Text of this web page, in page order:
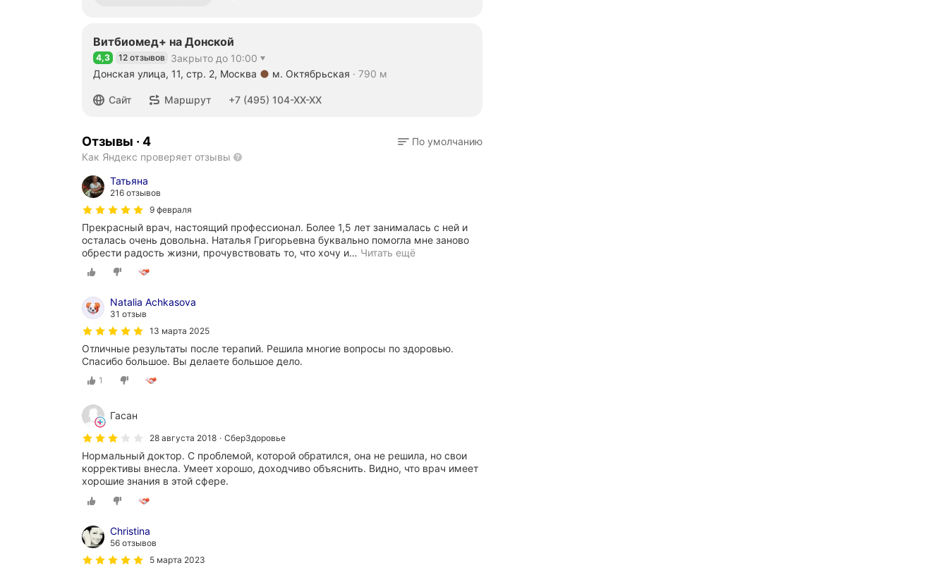
Врач
обладает
значительным
опытом
курсы
и
применяет
современные
Витбиомед+ на Донской
Рейтинг 4,3 из 5
4,3 12 отзывов Закрыто до 10:00
Донская улица, 11, стр. 2, Москва
м. Октябрьская 790 м
Сайт Маршрут
Номер телефона: +74951044003 +7 (495) 104-XX-XX
Отзывы · 4
Как Яндекс проверяет отзывы
По умолчанию
Татьяна
216 отзывов
9 февраля
Прекрасный врач, настоящий профессионал. Более 1,5 лет занималась с ней и
осталась очень довольна. Наталья Григорьевна буквально помогла мне заново
обрести радость жизни, прочувствовать то, что хочу и… Читать ещё
Natalia Achkasova
31 отзыв
13 марта 2025
Отличные результаты после терапий. Решила многие вопросы по здоровью.
Спасибо большое. Вы делаете большое дело.
1
Гасан
28 августа 2018 СберЗдоровье
Нормальный доктор. С проблемой, которой обратился, она не решила, но свои
коррективы внесла. Умеет хорошо, доходчиво объяснить. Видно, что врач имеет
хорошие знания в этой сфере.
Christina
56 отзывов
5 марта 2023